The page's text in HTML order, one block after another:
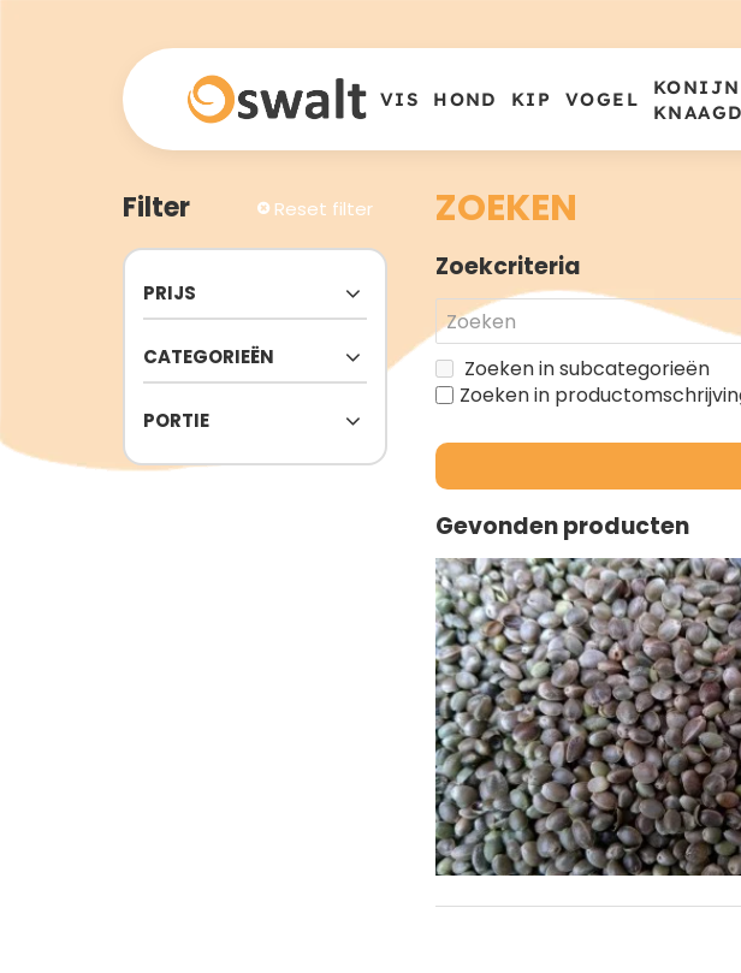
VIS HOND KIP VOGEL
Filter Reset filter
PRIJS
CATEGORIEËN
PORTIE
ZOEKEN
Zoekcriteria
Zoeken in subcategorieën
Zoeken in
Gevonden producten